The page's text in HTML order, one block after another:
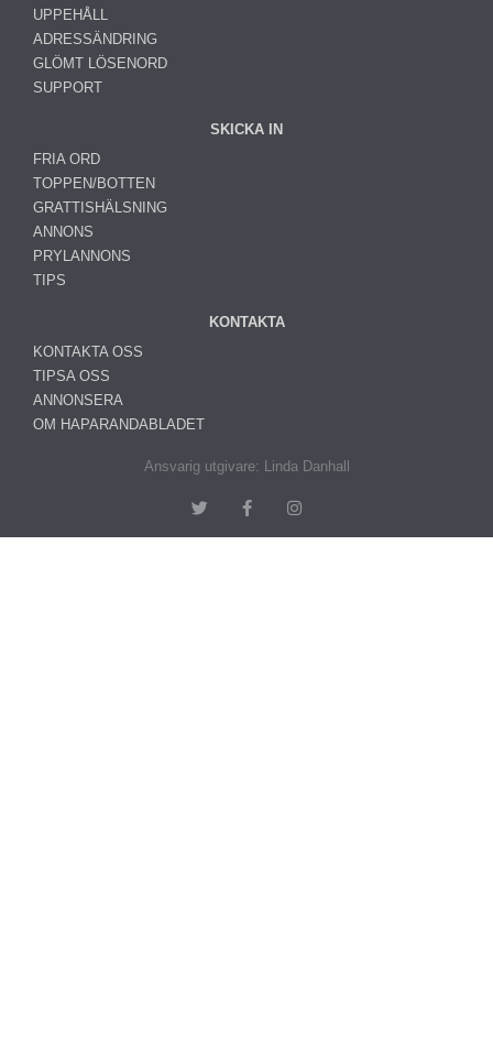
UPPEHÅLL
ADRESSÄNDRING
GLÖMT LÖSENORD
SUPPORT
SKICKA IN
FRIA ORD
TOPPEN/BOTTEN
GRATTISHÄLSNING
ANNONS
PRYLANNONS
TIPS
KONTAKTA
KONTAKTA OSS
TIPSA OSS
ANNONSERA
OM HAPARANDABLADET
Ansvarig utgivare: Linda Danhall